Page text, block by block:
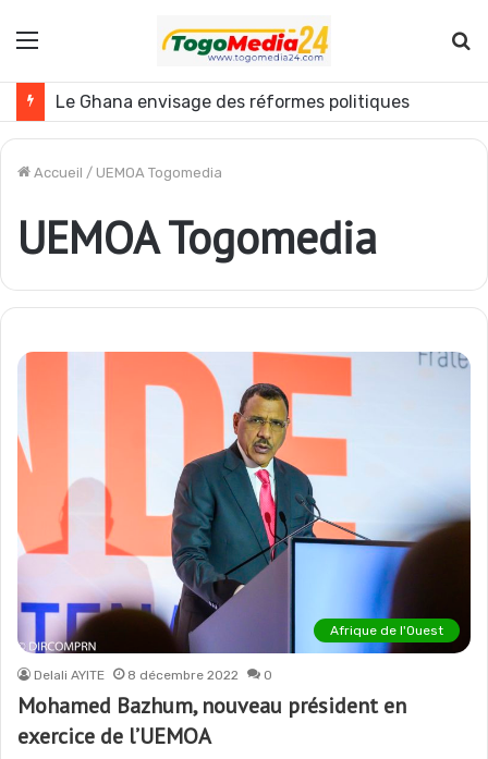
Menu
Le Ghana envisage des réformes politiques
Accueil / UEMOA Togomedia
UEMOA Togomedia
Afrique de l'Ouest
Delali AYITE 8 décembre 2022 0
Mohamed Bazhum, nouveau président en
exercice de l’UEMOA